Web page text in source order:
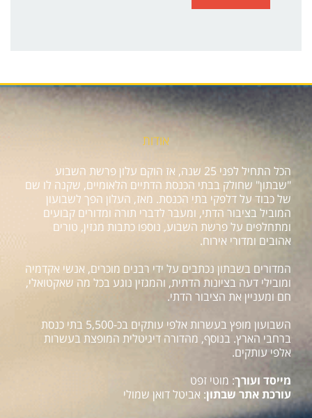
אודות
הכל התחיל לפני 25 שנה, אז הוקם עלון פרשת השבוע
"שבתון" שחולק בבתי הכנסת הדתיים הלאומיים, שקנה לו שם
של כבוד על דלפקי בתי הכנסת. מאז, העלון הפך לשבועון
המוביל בציבור הדתי, ומעבר לדברי תורה ומדורים קבועים
ומתחלפים על פרשת השבוע, נוספו כתבות מגזין, טורים
אהובים ומדורי אירוח.
המדורים בשבתון נכתבים על ידי רבנים מוכרים, אנשי אקדמיה
ומובילי דעה בציונות הדתית, והמגזין נוגע בכל מה שאקטואלי,
חם ומעניין את הציבור הדתי.
השבועון מופץ בעשרות אלפי עותקים בכ-5,500 בתי כנסת
ברחבי הארץ. בנוסף, מהדורה דיגיטלית המופצת בעשרות
אלפי עותקים.
מייסד ועורך: מוטי זפט
עורכת אתר שבתון: אביטל דואן שמולי